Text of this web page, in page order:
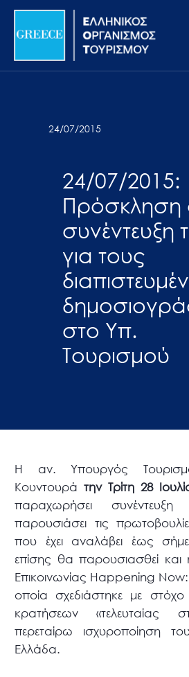
Σημείωση:
ιστότοπος
προσβασιμότητας.
Μετάβαση
περιεχόμενο
24/07/2015
24/07/2015:
Πρόσκληση
συνέντευξη
για τους
στο Υπ.
Τουρισμού
Η αν. Υπουργός
Κουντουρά την Τρίτη 28
παραχωρήσει
παρουσιάσει τις
που έχει αναλάβει έως
επίσης θα παρουσιασθεί και
Επικοινωνίας Happening
οποία σχεδιάστηκε με
κρατήσεων «τελευταίας
περεταίρω ισχυροποίηση
Ελλάδα.